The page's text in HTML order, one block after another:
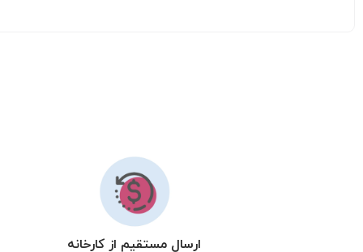
ارسال مستقیم از کارخانه